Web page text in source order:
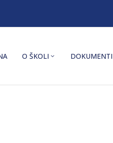
O ŠKOLI DOKUMENTI